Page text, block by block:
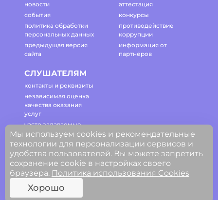
новости
события
политика обработки
персональных данных
предыдущая версия
сайта
аттестация
конкурсы
противодействие
коррупции
информация от
партнёров
СЛУШАТЕЛЯМ
контакты и реквизиты
независимая оценка
качества оказания
услуг
часто задаваемые
вопросы
регламент работы
сайта
© ГАОУ ДПО Свердловской области
«Институт развития образования»
Мы используем cookies и рекомендательные
технологии для персонализации сервисов и
удобства пользователей. Вы можете запретить
сохранение cookie в настройках своего
браузера. Политика использования Cookies
Хорошо